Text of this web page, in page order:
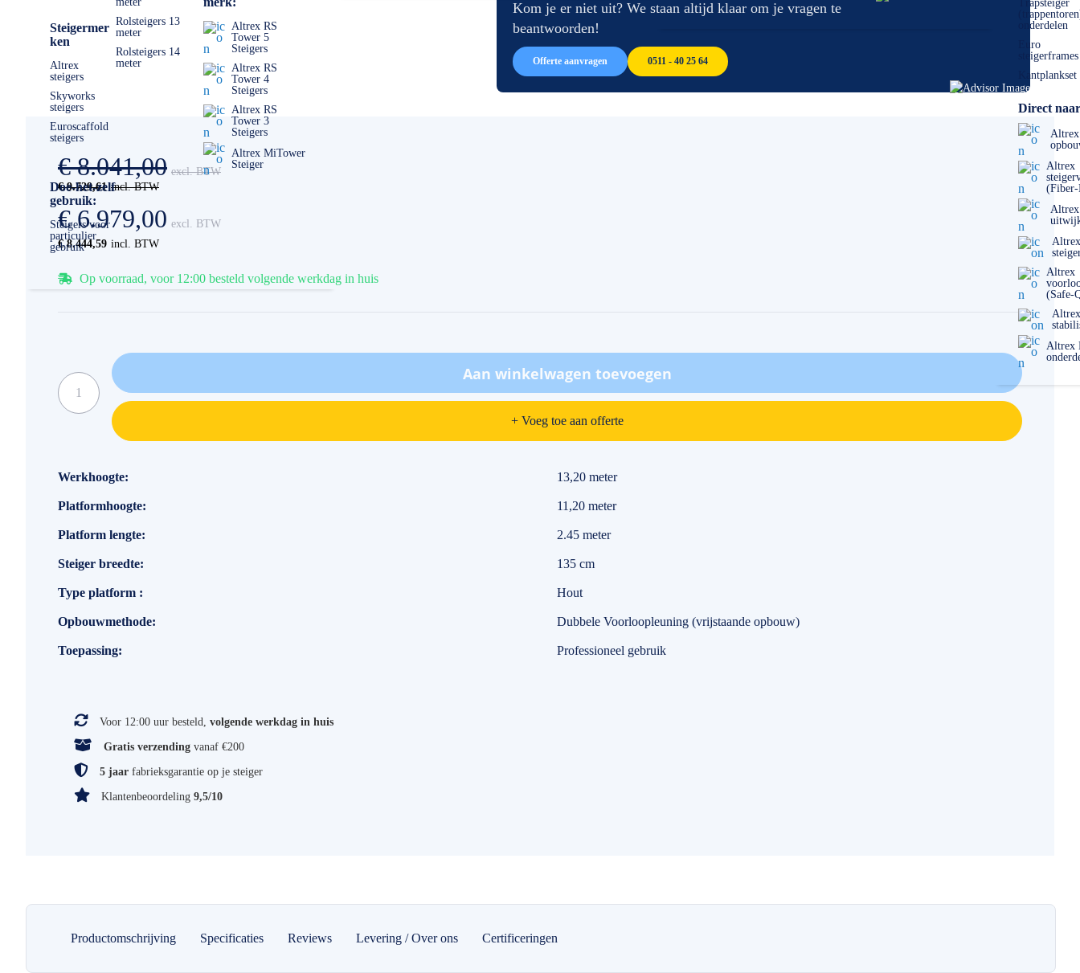
Steigermer
ken
Altrex
steigers
Skyworks
steigers
Euroscaffold
steigers
Doe-het-zelf
gebruik:
Steigers voor
particulier
gebruik
Rolsteigers 13
meter
Rolsteigers 14
meter
Altrex RS
Tower 5
Steigers
Altrex RS
Tower 4
Steigers
Altrex RS
Tower 3
Steigers
Altrex MiTower
Steiger
Trapsteiger
onderdelen
Euro
steigerframes
Kantplankset
Direct
Altrex
Altrex
Altrex
Altrex
Altrex
(Safe-
Altrex
Altrex
Kom je er niet uit? We staan altijd klaar om je vragen te
beantwoorden!
Offerte aanvragen 0511 - 40 25 64
€ 9.729,61
€ 8.041,00
€ 8.444,59
€ 6.979,00
Op voorraad, voor 12:00 besteld volgende werkdag in huis
Aan winkelwagen toevoegen
+ Voeg toe aan offerte
Specificaties
Werkhoogte 13,20 meter
Platformhoogte 11,20 meter
Platform lengte 2.45 meter
Steiger breedte 135 cm
Type platform Hout
Opbouwmethode Dubbele Voorloopleuning (vrijstaande opbouw)
Toepassing Professioneel gebruik
Voor 12:00 uur besteld, volgende werkdag in huis
Gratis verzending vanaf €200
5 jaar fabrieksgarantie op je steiger
Klantenbeoordeling 9,5/10
Productomschrijving Specificaties Reviews Levering / Over ons Certificeringen